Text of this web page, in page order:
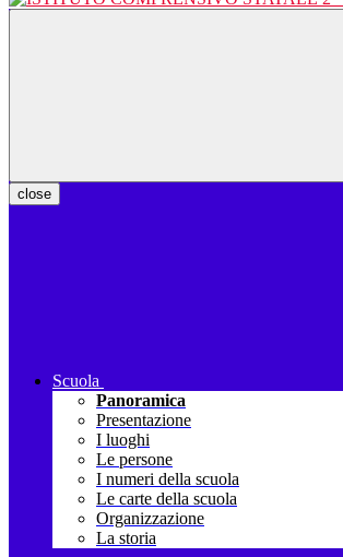
close
Scuola
Panoramica
Presentazione
I luoghi
Le persone
I numeri della scuola
Le carte della scuola
Organizzazione
La storia